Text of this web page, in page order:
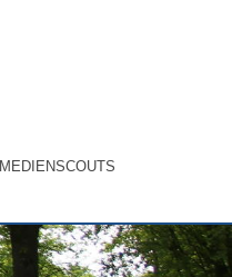
MEDIENSCOUTS